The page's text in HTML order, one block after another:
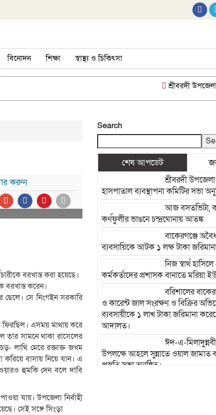
বিনোদন শিক্ষা স্বাস্থ্য ও চিকিৎসা
শ্রীবরদী উপজেলা
করুন
বরখাস্ত করা হয়েছে।
বরখাস্ত করেন।
সে নিংগইন সরকারি
ফিরছিল। এসময় মাথায় করে
তার সামনে থাকা রাসেলের
লাথি মেরে রক্তাক্ত জখম
করিয়ে বাসায় নিয়ে যান। এ
হুমকি দেন বলে দাবি
যায়। উপজেলা নির্বাহী
সেই সঙ্গে সিংড়া
Search
শেষ আপডেট
শ্রীবরদী উপজেলা
হাসপাতাল ব্যবস্থাপনা কমিটির সভা
আজ বসতভিটা,
কর্ণফুলীর ভাঙনে চন্দ্রঘোনায় আতঙ্ক
বাকেরগঞ্জে
ব্যবসায়িকে আটক ১ লক্ষ টাকা
নিজ স্বার্থ
কর্মকর্তাদের প্রশাসক বানাতে মরিয়া
বরিশালের
ও কারেন্ট জাল সংরক্ষণ ও বিক্রির
ব্যবসায়ীকে ১ লাখ টাকা জরিমানা
আদালত।
ঈদ-এ-
উপলক্ষে আহলে সুন্নাতে ওয়াল জামাত
প্রস্তুতি সভা অনুষ্ঠিত।